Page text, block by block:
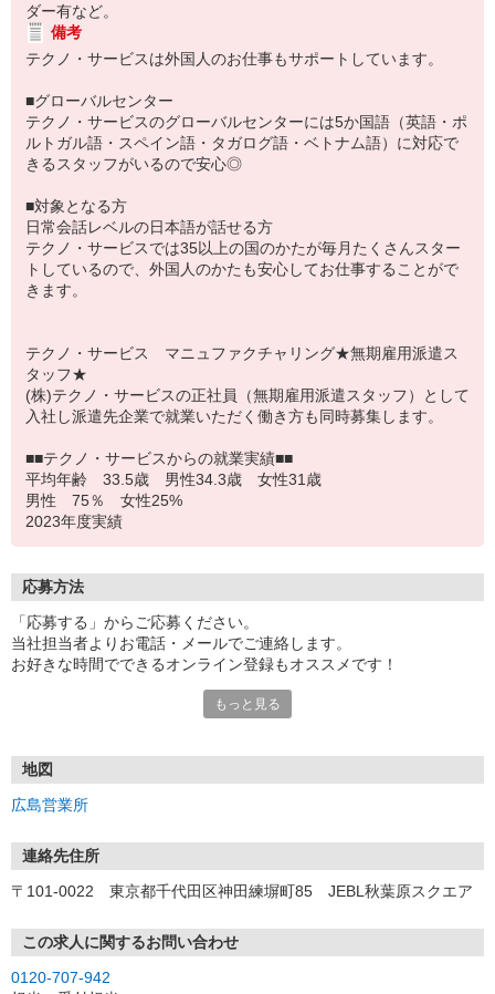
ダー有など。
備考
テクノ・サービスは外国人のお仕事もサポートしています。
■グローバルセンター
テクノ・サービスのグローバルセンターには5か国語（英語・ポ
ルトガル語・スペイン語・タガログ語・ベトナム語）に対応で
きるスタッフがいるので安心◎
■対象となる方
日常会話レベルの日本語が話せる方
テクノ・サービスでは35以上の国のかたが毎月たくさんスター
トしているので、外国人のかたも安心してお仕事することがで
きます。
テクノ・サービス マニュファクチャリング★無期雇用派遣ス
タッフ★
(株)テクノ・サービスの正社員（無期雇用派遣スタッフ）として
入社し派遣先企業で就業いただく働き方も同時募集します。
■■テクノ・サービスからの就業実績■■
平均年齢 33.5歳 男性34.3歳 女性31歳
男性 75％ 女性25%
2023年度実績
応募方法
「応募する」からご応募ください。
当社担当者よりお電話・メールでご連絡します。
お好きな時間でできるオンライン登録もオススメです！
もっと見る
地図
広島営業所
連絡先住所
〒101-0022 東京都千代田区神田練塀町85 JEBL秋葉原スクエア
この求人に関するお問い合わせ
0120-707-942